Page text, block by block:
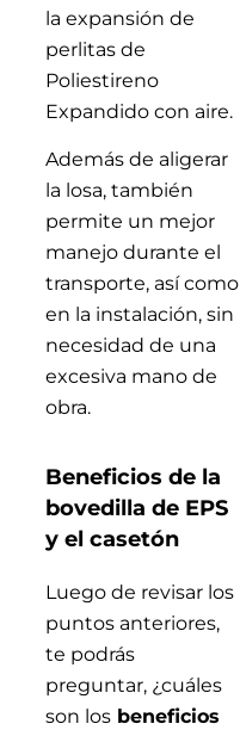
la expansión de
perlitas de
Poliestireno
Expandido con aire.
Además de aligerar
la losa, también
permite un mejor
manejo durante el
transporte, así como
en la instalación, sin
necesidad de una
excesiva mano de
obra.
Beneficios de la
bovedilla de EPS
y el casetón
Luego de revisar los
puntos anteriores,
te podrás
preguntar, ¿cuáles
son losbeneficios